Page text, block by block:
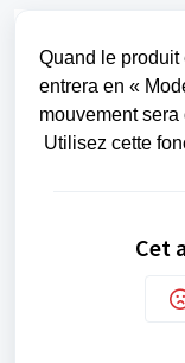
Quand le produit
entrera en «
mouvement sera
Utilisez cette
Cet